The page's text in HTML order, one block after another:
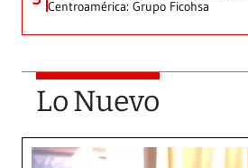
Centroamérica: Grupo Ficohsa
Lo Nuevo